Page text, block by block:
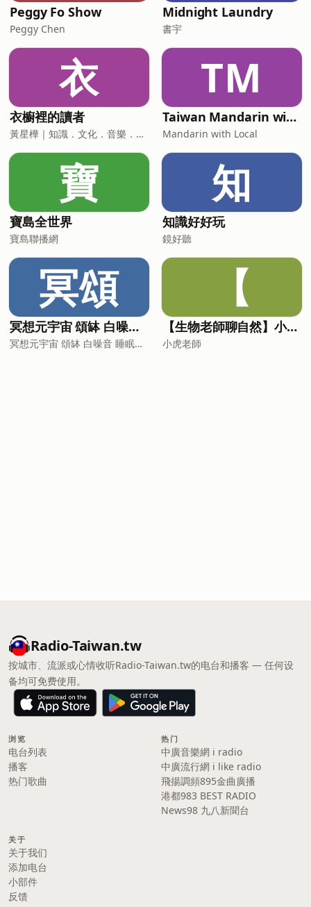
Peggy Fo Show
Peggy Chen
Midnight Laundry
書宇
衣
衣櫥裡的讀者
黃星樺｜知識．文化．音樂．閱讀．讀書．聽書．說書
TM
Taiwan Mandarin with Local Podcast
Mandarin with Local
寶
寶島全世界
寶島聯播網
知
知識好好玩
鏡好聽
冥頌
冥想元宇宙 頌缽 白噪音 睡眠音樂
冥想元宇宙 頌缽 白噪音 睡眠音樂
【
【生物老師聊自然】小故事，談生態
小虎老師
Radio-Taiwan.tw
按城市、流派或心情收听Radio-Taiwan.tw的电台和播客 — 任何设
备均可免费使用。
浏览
电台列表
播客
热门歌曲
热门
中廣音樂網 i radio
中廣流行網 i like radio
飛揚調頻895金曲廣播
港都983 BEST RADIO
News98 九八新聞台
关于
关于我们
添加电台
小部件
反馈